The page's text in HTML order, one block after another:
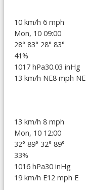
10 km/h 6 mph
Mon, 10 09:00
28° 83° 28° 83°
41%
1017 hPa30.03 inHg
13 km/h NE8 mph NE
13 km/h 8 mph
Mon, 10 12:00
32° 89° 32° 89°
33%
1016 hPa30 inHg
19 km/h E12 mph E